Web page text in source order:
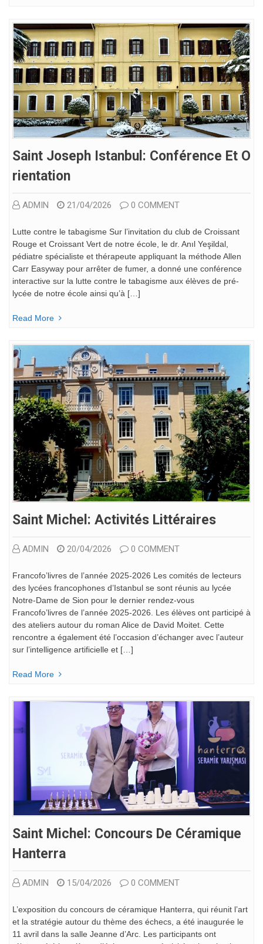
Saint Joseph Istanbul: Conférence Et O
Rientation
ADMIN 21/04/2026 0 COMMENT
Lutte contre le tabagisme Sur l’invitation du club de Croissant
Rouge et Croissant Vert de notre école, le dr. Anıl Yeşildal,
pédiatre spécialiste et thérapeute appliquant la méthode Allen
Carr Easyway pour arrêter de fumer, a donné une conférence
interactive sur la lutte contre le tabagisme aux élèves de pré-
lycée de notre école ainsi qu’à […]
Read More
Saint Michel: Activités Littéraires
ADMIN 20/04/2026 0 COMMENT
Francofo’livres de l’année 2025-2026 Les comités de lecteurs
des lycées francophones d’Istanbul se sont réunis au lycée
Notre-Dame de Sion pour le dernier rendez-vous
Francofo’livres de l’année 2025-2026. Les élèves ont participé à
des ateliers autour du roman Alice de David Moitet. Cette
rencontre a également été l’occasion d’échanger avec l’auteur
sur l’intelligence artificielle et […]
Read More
Saint Michel: Concours De Céramique
Hanterra
ADMIN 15/04/2026 0 COMMENT
L’exposition du concours de céramique Hanterra, qui réunit l’art
et la stratégie autour du thème des échecs, a été inaugurée le
11 avril dans la salle Jeanne d’Arc. Les participants ont